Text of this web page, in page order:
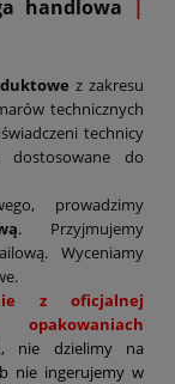
handlowa |
z zakresu
technicznych
technicy
dostosowane do
prowadzimy
. Przyjmujemy
Wyceniamy
z oficjalnej
nie dzielimy na
nie ingerujemy w